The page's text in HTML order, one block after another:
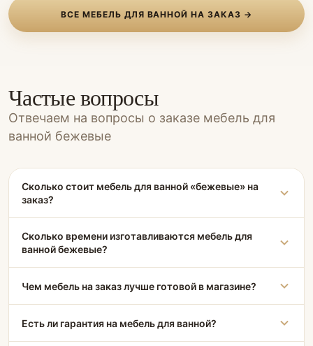
ВСЕ МЕБЕЛЬ ДЛЯ ВАННОЙ НА ЗАКАЗ →
Частые вопросы
Отвечаем на вопросы о заказе мебель для
ванной бежевые
Сколько стоит мебель для ванной «бежевые» на
заказ?
Сколько времени изготавливаются мебель для
ванной бежевые?
Чем мебель на заказ лучше готовой в магазине?
Есть ли гарантия на мебель для ванной?